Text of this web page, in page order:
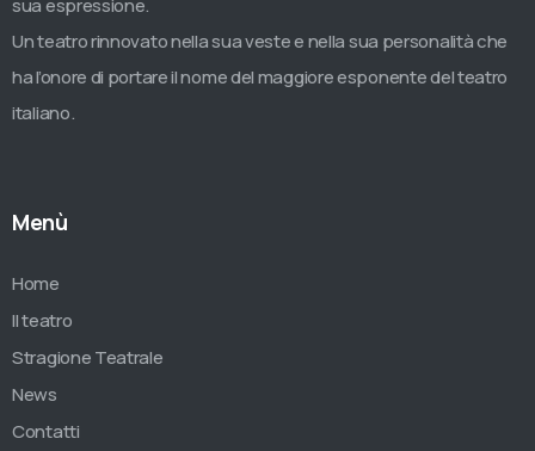
sua espressione.
Un teatro rinnovato nella sua veste e nella sua personalità che
ha l’onore di portare il nome del maggiore esponente del teatro
italiano.
Menù
Home
Il teatro
Stragione Teatrale
News
Contatti